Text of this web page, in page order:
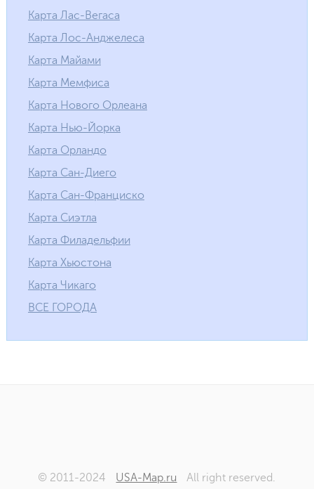
Карта Лас-Вегаса
Карта Лос-Анджелеса
Карта Майами
Карта Мемфиса
Карта Нового Орлеана
Карта Нью-Йорка
Карта Орландо
Карта Сан-Диего
Карта Сан-Франциско
Карта Сиэтла
Карта Филадельфии
Карта Хьюстона
Карта Чикаго
ВСЕ ГОРОДА
© 2011-2024 USA-Map.ru All right reserved.